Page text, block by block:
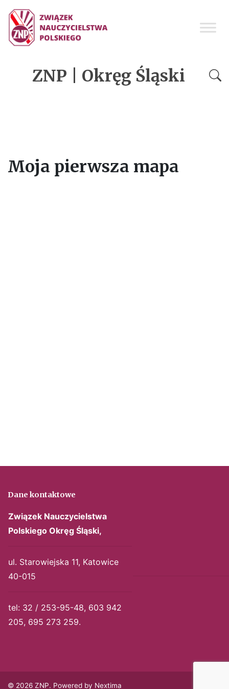
ZNP | Okręg Śląski
Moja pierwsza mapa
Dane kontaktowe
Związek Nauczycielstwa
Polskiego Okręg Śląski,
ul. Starowiejska 11, Katowice
40-015
tel: 32 / 253-95-48, 603 942
205, 695 273 259.
© 2026 ZNP. Powered by Nextima